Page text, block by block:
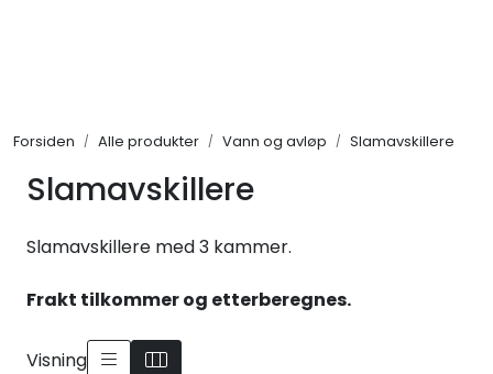
Forsiden Alle produkter Vann og avløp Slamavskillere
Slamavskillere
Slamavskillere med 3 kammer.
Frakt tilkommer og etterberegnes.
Visning
KAMPANJER